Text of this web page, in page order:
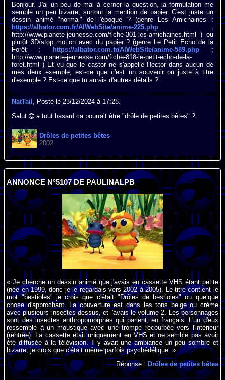
Bonjour. J'ai un peu de mal à cerner la question, la formulation me
semble un peu bizarre, surtout la mention de papier. C'est juste un
dessin animé "normal" de l'époque ? (genre Les Amichaines :
https://albator.com.fr/AlWebSite/anime-225.php ;
http://www.planete-jeunesse.com/fiche-301-les-amichaines.html ) ou
plutôt 3D/stop motion avec du papier ? (genre Le Petit Echo de la
Forêt :
https://albator.com.fr/AlWebSite/anime-589.php;
http://www.planete-jeunesse.com/fiche-818-le-petit-echo-de-la-
foret.html ) Et vu que le castor ne s'appelle Hector dans aucun de
mes deux exemple, est-ce que c'est un souvenir ou juste à titre
d'exemple ? Est-ce que tu aurais d'autres détails ?
NatTail , Posté le 23/12/2024 à 17:28.
Salut
a tout hasard ca pourrait être "drôle de petites bêtes" ?
Drôles de petites bêtes
2002
ANNONCE N°5107 DE PAULINALPB
« Je cherche un dessin animé que j'avais en cassette VHS étant petite
(née en 1999, donc je le regardais vers 2002 à 2005). Le titre contient le
mot "bestioles" je crois que c'était "Drôles de bestioles" ou quelque
chose d'approchant. La couverture est dans les tons beige ou crème
avec plusieurs insectes dessus, et j'avais le volume 2. Les personnages
sont des insectes anthropomorphes qui parlent, en français. L'un d'eux
ressemble à un moustique avec une trompe recourbée vers l'intérieur
(rentrée). La cassette était uniquement en VHS et ne semble pas avoir
été diffusée à la télévision. Il y avait une ambiance un peu sombre et
bizarre, je crois que c'était même parfois psychédélique. »
Réponse : Drôles de petites bêtes